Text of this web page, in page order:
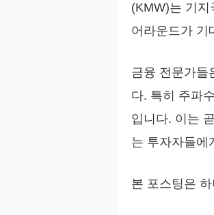
(KMW)는 기
어라운드가 기
금융 전문가들
다. 특히 주파
입니다. 이는
는 투자자들에
본 포스팅은